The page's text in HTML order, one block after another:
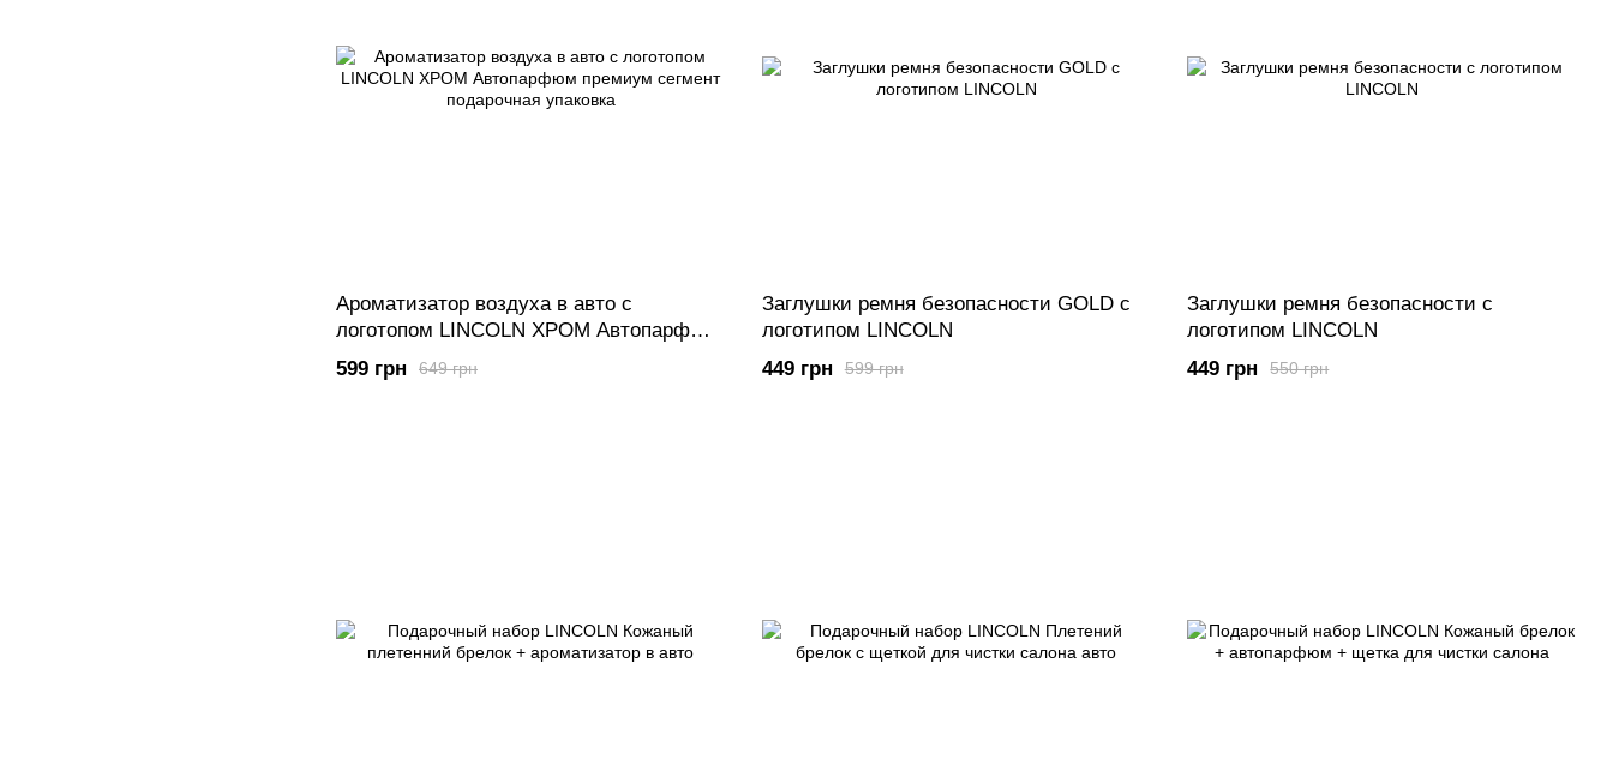
Ароматизатор воздуха в авто с
логотопом LINCOLN ХРОМ Автопарфюм
премиум сегмент подарочная упаковка
649 грн
599 грн
Заглушки ремня безопасности GOLD с
логотипом LINCOLN
599 грн
449 грн
Заглушки ремня безопасности с
логотипом LINCOLN
550 грн
449 грн